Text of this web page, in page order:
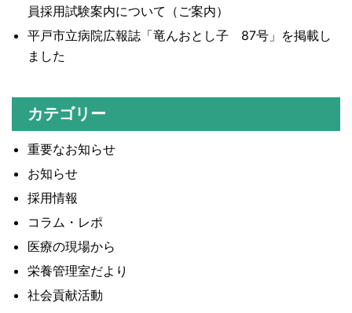
員採用試験案内について（ご案内）
平戸市立病院広報誌「竜んおとし子 87号」を掲載し
ました
カテゴリー
重要なお知らせ
お知らせ
採用情報
コラム・レポ
医療の現場から
栄養管理室だより
社会貢献活動